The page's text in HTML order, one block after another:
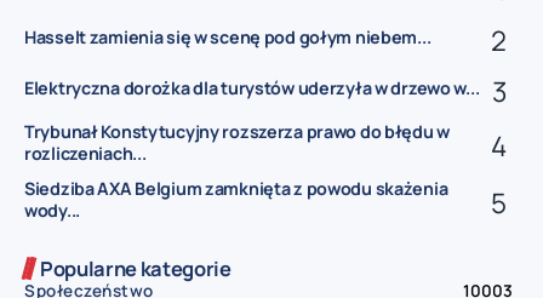
Hasselt zamienia się w scenę pod gołym niebem...
Elektryczna dorożka dla turystów uderzyła w drzewo w...
Trybunał Konstytucyjny rozszerza prawo do błędu w
rozliczeniach...
Siedziba AXA Belgium zamknięta z powodu skażenia
wody...
Popularne kategorie
Społeczeństwo 10003